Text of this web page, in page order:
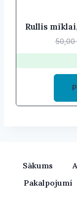
Rullis
50,00
Sākums
Pakalpojumi